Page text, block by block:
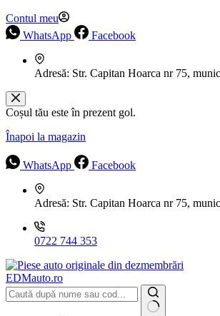
Contul meu
WhatsApp
Facebook
Adresă: Str. Capitan Hoarca nr 75,
Coșul tău este în prezent gol.
Înapoi la magazin
WhatsApp Facebook
Adresă: Str. Capitan Hoarca nr 75,
0722 744 353
EDMauto.ro